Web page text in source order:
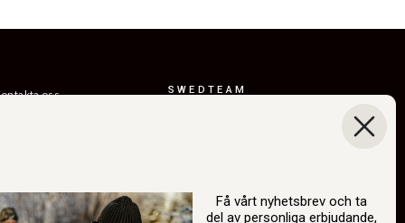
oss
berättelse
SWEDTEAM
3268
Få vårt nyhetsbrev och ta
del av personliga erbjudande,